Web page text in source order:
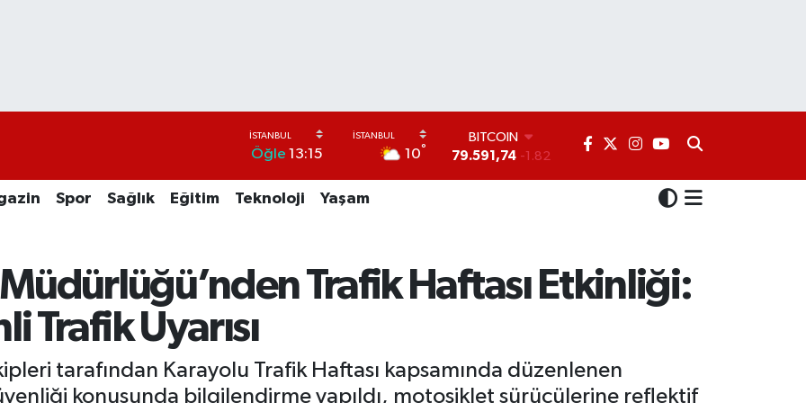
Öğle 13:15 10°
DOLAR
45,43620 0.02
6862,09000
0.19
BİST100
Spor Sağlık Eğitim Teknoloji Yaşam
Trafik Haftası Etkinliği:
Trafik Uyarısı
tarafından Karayolu Trafik Haftası kapsamında düzenlenen
konusunda bilgilendirme yapıldı, motosiklet sürücülerine reflektif